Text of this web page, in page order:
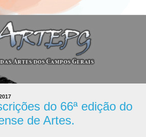
do 66ª edição do
de Artes.